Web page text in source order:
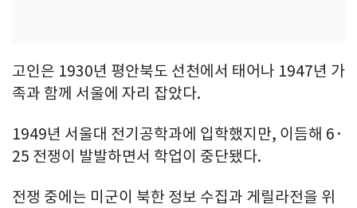
고인은 1930년 평안북도 선천에서 태어나 1947년 가
족과 함께 서울에 자리 잡았다.
1949년 서울대 전기공학과에 입학했지만, 이듬해 6·
25 전쟁이 발발하면서 학업이 중단됐다.
전쟁 중에는 미군이 북한 정보 수집과 게릴라전을 위